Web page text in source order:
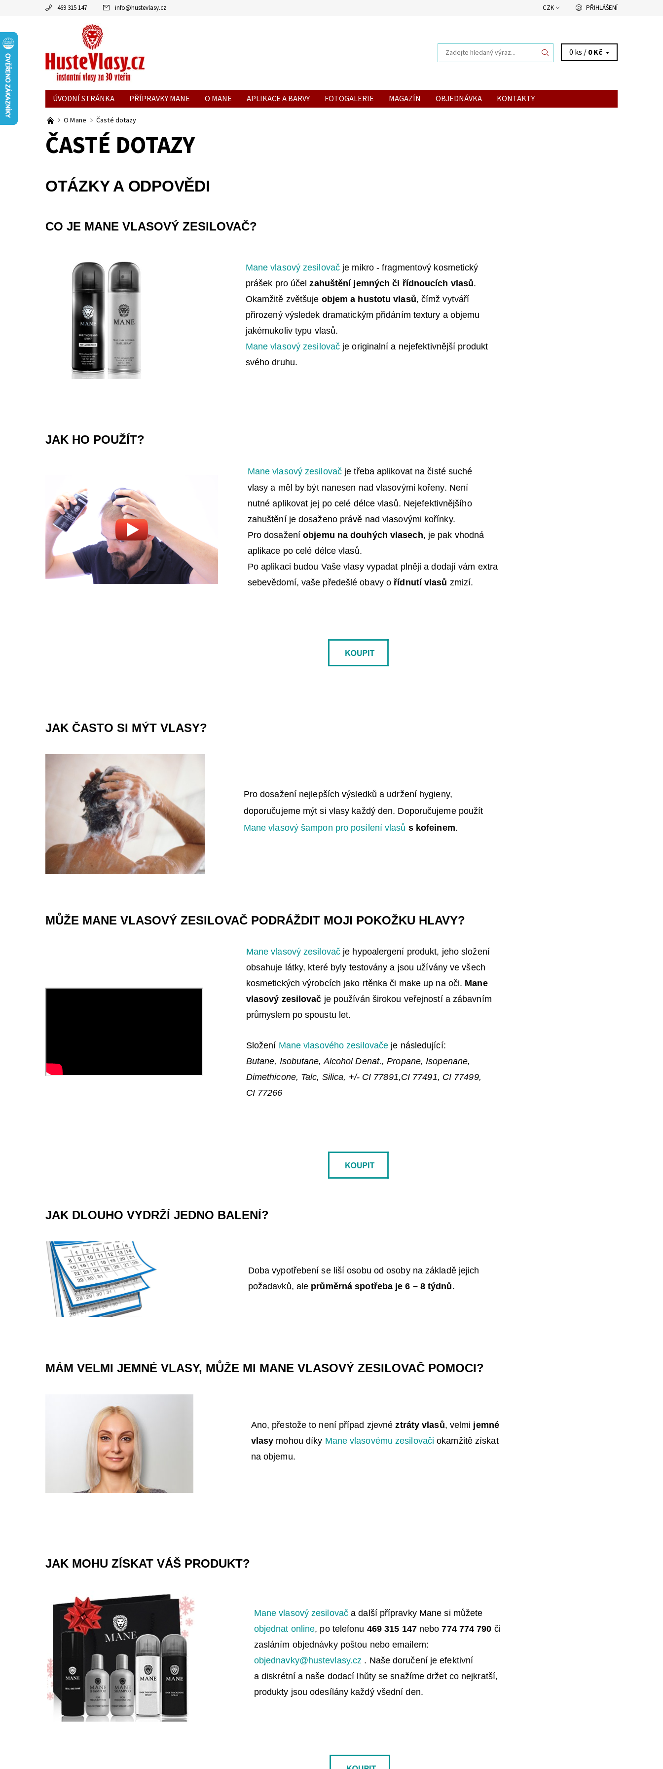
469 315 147 info@hustevlasy.cz CZK PŘIHLÁŠENÍ
0 ks /0 Kč
ÚVODNÍ STRÁNKA PŘÍPRAVKY MANE O MANE APLIKACE A BARVY FOTOGALERIE MAGAZÍN OBJEDNÁVKA KONTAKTY
O Mane Časté dotazy
ČASTÉ DOTAZY
OTÁZKY A ODPOVĚDI
CO JE MANE VLASOVÝ ZESILOVAČ?
Mane vlasový zesilovač je mikro - fragmentový kosmetický
prášek pro účelzahuštění jemných či řídnoucích vlasů.
Okamžitě zvětšuje objem a hustotu vlasů, čímžvytváří
přirozený výsledek dramatickým přidáním textury a objemu
jakémukoliv typu vlasů.
Mane vlasový zesilovač je originalní a nejefektivnější produkt
svého druhu.
JAK HO POUŽÍT?
Mane vlasový zesilovač je třeba aplikovat na čisté suché
vlasy a měl by být nanesen nad vlasovými kořeny. Není
nutné aplikovat jej po celé délce vlasů. Nejefektivnějšího
zahuštění je dosaženo právě nad vlasovými kořínky.
Pro dosaženíobjemu na douhých vlasech, je pak vhodná
aplikace po celé délce vlasů.
Po aplikaci budou Vaše vlasy vypadat plněji a dodají vám extra
sebevědomí, vaše předešlé obavy o řídnutívlasů zmizí.
JAK ČASTO SI MÝT VLASY?
Pro dosažení nejlepších výsledků a udržení hygieny,
doporučujeme mýt si vlasy každý den. Doporučujeme použít
Mane vlasový šampon pro posílení vlasů s kofeinem.
MŮŽE MANE VLASOVÝ ZESILOVAČ PODRÁŽDIT MOJI POKOŽKU HLAVY?
Mane vlasový zesilovač je hypoalergení produkt, jeho složení
obsahuje látky, které byly testovány a jsou užívány ve všech
kosmetických výrobcích jako rtěnka či make up na oči. Mane
vlasový zesilovač je používán širokou veřejností a zábavním
průmyslem po spoustu let.
Složení Mane vlasového zesilovače je následující:
Butane, Isobutane, Alcohol Denat., Propane, Isopenane,
Dimethicone, Talc, Silica, +/- CI 77891,CI 77491, CI 77499,
CI 77266
JAK DLOUHO VYDRŽÍ JEDNO BALENÍ?
Doba vypotřebení se liší osobu od osoby na základě jejich
požadavků, ale průměrnáspotřeba je 6 – 8 týdnů.
MÁM VELMI JEMNÉ VLASY, MŮŽE MI MANE VLASOVÝ ZESILOVAČ POMOCI?
Ano, přestože to není případ zjevnéztráty vlasů, velmi jemné
vlasy mohou díky Mane vlasovému zesilovačiokamžitě získat
na objemu.
JAK MOHU ZÍSKAT VÁŠ PRODUKT?
Mane vlasový zesilovač a další přípravky Mane si můžete
objednat online, po telefonu 469 315 147nebo774 774 790 či
zasláním objednávky poštou nebo emailem:
objednavky@hustevlasy.cz . Našedoručení je efektivní
a diskrétní a naše dodací lhůty se snažímedržet co nejkratší,
produkty jsou odesílány každý všední den.